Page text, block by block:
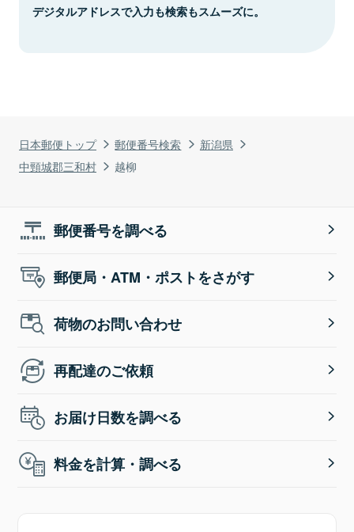
日本郵便トップ 郵便番号検索
新潟県
中頸城郡三和村
越柳
デジタルアドレスで入力も検索もスムーズに。
郵便番号を調べる
郵便局・ATM・ポストをさがす
荷物のお問い合わせ
再配達のご依頼
お届け日数を調べる
料金を計算・調べる